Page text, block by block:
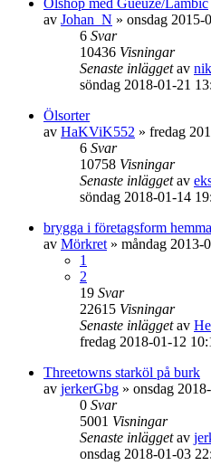
av Johan_N » onsdag 2015-
6 Svar
10436 Visningar
Senaste inläggetav
söndag 2018-01-21
Ölsorter
av HaKViK552 » fredag
6 Svar
10758 Visningar
Senaste inläggetav
söndag 2018-01-14
brygga i företagsform
av Mörkret » måndag 2013-
1
2
19 Svar
22615 Visningar
Senaste inläggetav
fredag 2018-01-12
Threetowns starköl på burk
av jerkerGbg » onsdag
0 Svar
5001 Visningar
Senaste inläggetav
onsdag 2018-01-03